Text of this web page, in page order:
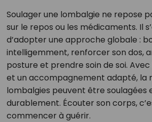
Soulager une lombalgie ne repose
sur le repos ou les médicaments. Il
d’adopter une approche globale :
intelligemment, renforcer son dos,
posture et prendre soin de soi.
et un accompagnement adapté, la
lombalgies peuvent être
durablement. Écouter son corps,
commencer à guérir.